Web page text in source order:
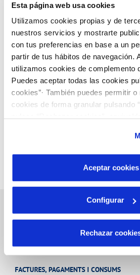
Esta página web usa cookies
Utilizamos cookies propias y de
nuestros servicios y mostrarte
con tus preferencias en base a un
partir de tus hábitos de navegación.
utilizamos cookies de complemento
Puedes aceptar todas las cookies
cookies”· También puedes permitir
cookies de forma granular pulsando
son indispensables para que el sitio
por tanto no se pueden desactivar.
más información en nuestraPolítica
Aceptar cookies
Configurar
Rechazar
reclamació i hagi obtingut resposta.
considera insatisfactòria, té dret a
Customer Counsel
de l'empresa
l’OMIC (Oficina municipal del
municipi i sol·licitar mediació o
Gestions en línia
FACTURES, PAGAMENTS I CONSUMS